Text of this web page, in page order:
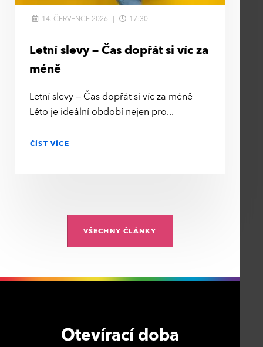
Letní slevy – Čas dopřát si víc za
méně
Letní slevy – Čas dopřát si víc za méně
Léto je ideální období nejen pro
ČÍST VÍCE
14. ČERVENCE 2026 17:30
VŠECHNY ČLÁNKY
Otevírací doba